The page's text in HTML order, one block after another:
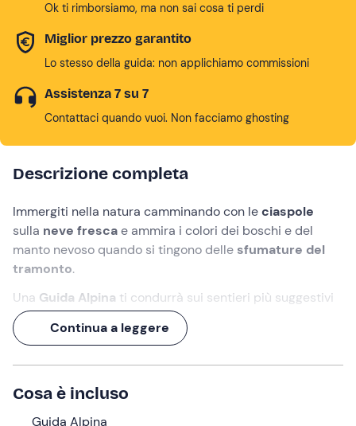
Ok ti rimborsiamo, ma non sai cosa ti perdi
Miglior prezzo garantito
Lo stesso della guida: non applichiamo commissioni
Assistenza 7 su 7
Contattaci quando vuoi. Non facciamo ghosting
Descrizione completa
Immergiti nella natura camminando con leciaspole
sulla neve frescae ammira i colori dei boschi e del
manto nevoso quando si tingono delle sfumature del
tramonto.
Una Guida Alpina ti condurrà sui sentieri più suggestivi
diAndalo e dintorni, nel cuore delle
per un'esperienza di4 oredi totale
Cosa faremo
L'appuntamento è
Continua a leggere
Cosa è incluso
Guida Alpina